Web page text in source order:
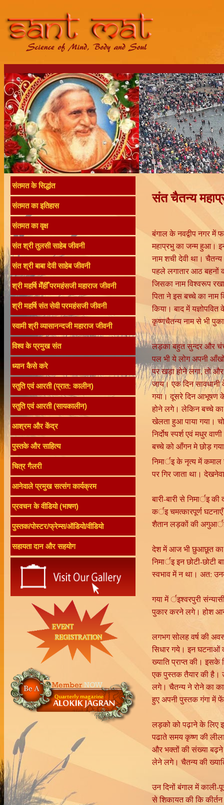
संतमत के सिद्धांत
संतमत का इतिहास
संतमत का वृक्ष
संत श्री तुलसी साहेब जीवनी
संत श्री बाबा देवी साहेब जीवनी
श्री महर्षि मेँहीँ परमहंसजी महाराज जीवनी
श्री महर्षि संत सेवी परमहंसजी जीवनी
स्वामी श्री व्यासानन्दजी महाराज जीवनी
विश्व के प्रमुख संत
ध्यान कैसे करे
स्तुति एवं आरती (प्रात: कालीन)
स्तुति एवं आरती (सायकालीन)
आश्रम और केंद्र
पुस्तके और साहित्य
चित्र गैलरी
आनेवाले प्रमुख सत्संग कार्यक्रम
प्रवचन के वीडियो (भाषण)
पुस्तक/पोस्टर/फ्रेम्स/ऑडियो/वीडियो
सहायता दान और सहयोग
संत चैतन्य
बंगाल के नवद्वीप नगर में
महाप्रभु का जन्म हुआ।
नाम शची देवी था।
पहले लगातार आठ बहनों
जिसका नाम विश्वरूप
पिता ने इस बच्चे का नाम
किया। बाद में यज्ञोपवित
कृष्णचैतन्य नाम से भी
लड़का बहुत सुन्दर और
पल भी ये लोग अपनी
पर खड़ा होने लगा, तो
जाय। एक दिन
गया। दूसरे दिन आभूषण
होने लगे। लेकिन बच्चे
खेलता हुआ पाया गया।
निर्दोष स्पर्श एवं मधुर
बच्चे को आँगन मे छोड़
निमार्इ के नृत्य में कमाल
पर गिर जाता था।
बारी-बारी से निमार्इ
कर्इ चमत्कारपूर्ण
शैतान लड़कों की अगुआर्इ
देश में आज भी छुआछूत का
निमार्इ इन छोटी-
स्वभाव में न था। अत:
गया में र्इश्वरपुरी
पुकार करने लगे। होश आने
लगभग सोलह वर्ष की
सिधार गये। इन घटनाओं
ख्याति प्राप्त की।
एक पुस्तक तैयार की है।
लगे। चैतन्य ने रोने का
हुए अपनी पुस्तक गंगा में
लड़को को पढ़ाने के लिए
पढाते समय कृष्ण की
और भक्तों की संख्या बढ़ने
लेने लगे। चैतन्य की
उन दिनों बंगाल में काली-
से शिकायत की कि